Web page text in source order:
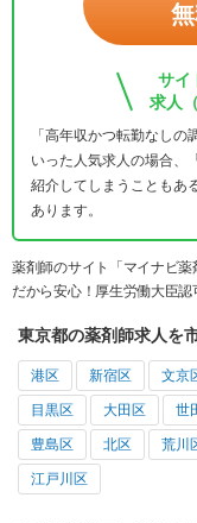
サイ
求人
「高年収かつ転勤なし
いった人気求人の場合、
紹介してしまうこともあ
あります。
薬剤師のサイト「マイナビ
だから安心！厚生労働大臣認
東京都の薬剤師求人を
港区 新宿区 文京
目黒区 大田区 世
豊島区 北区 荒川
江戸川区